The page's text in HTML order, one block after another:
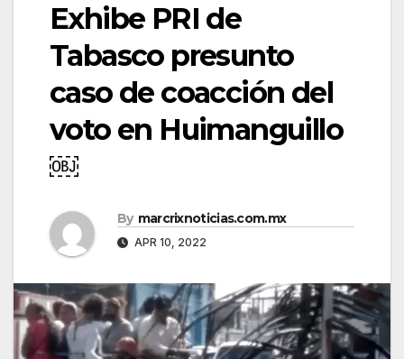
Exhibe PRI de
Tabasco presunto
caso de coacción del
voto en Huimanguillo
￼
By marcrixnoticias.com.mx
APR 10, 2022